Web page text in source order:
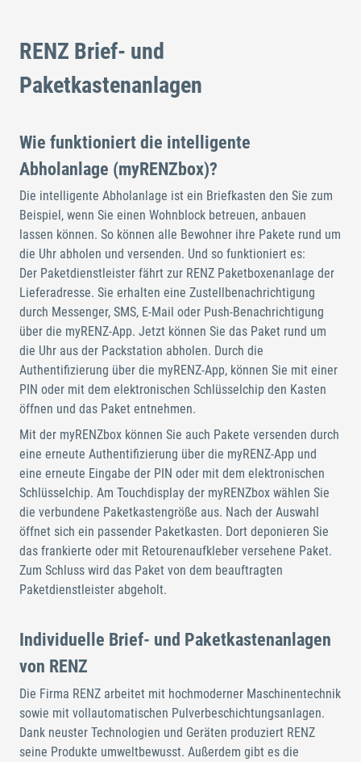
RENZ Brief- und
Paketkastenanlagen
Wie funktioniert die intelligente
Abholanlage (myRENZbox)?
Die intelligente Abholanlage ist ein Briefkasten den Sie zum
Beispiel, wenn Sie einen Wohnblock betreuen, anbauen
lassen können. So können alle Bewohner ihre Pakete rund um
die Uhr abholen und versenden. Und so funktioniert es:
Der Paketdienstleister fährt zur RENZ Paketboxenanlage der
Lieferadresse. Sie erhalten eine Zustellbenachrichtigung
durch Messenger, SMS, E-Mail oder Push-Benachrichtigung
über die myRENZ-App. Jetzt können Sie das Paket rund um
die Uhr aus der Packstation abholen. Durch die
Authentifizierung über die myRENZ-App, können Sie mit einer
PIN oder mit dem elektronischen Schlüsselchip den Kasten
öffnen und das Paket entnehmen.
Mit der myRENZbox können Sie auch Pakete versenden durch
eine erneute Authentifizierung über die myRENZ-App und
eine erneute Eingabe der PIN oder mit dem elektronischen
Schlüsselchip. Am Touchdisplay der myRENZbox wählen Sie
die verbundene Paketkastengröße aus. Nach der Auswahl
öffnet sich ein passender Paketkasten. Dort deponieren Sie
das frankierte oder mit Retourenaufkleber versehene Paket.
Zum Schluss wird das Paket von dem beauftragten
Paketdienstleister abgeholt.
Individuelle Brief- und Paketkastenanlagen
von RENZ
Die Firma RENZ arbeitet mit hochmoderner Maschinentechnik
sowie mit vollautomatischen Pulverbeschichtungsanlagen.
Dank neuster Technologien und Geräten produziert RENZ
seine Produkte umweltbewusst. Außerdem gibt es die